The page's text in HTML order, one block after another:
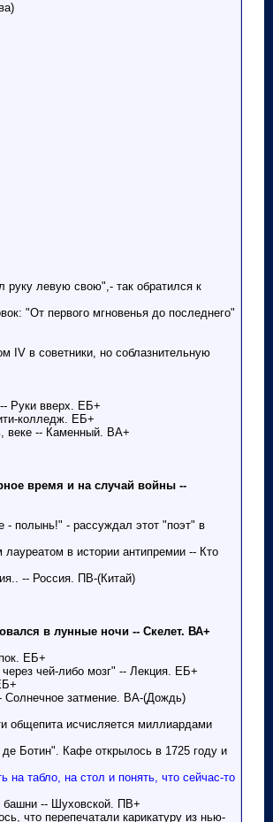
левую свою",- так обратился к
"От первого мгновенья до последнего"
IV в советники, но соблазнительную
Руки вверх. ЕБ+
колледж. ЕБ+
веке -- Каменный. ВА+
время и на случай войны --
полынь!" - рассуждал этот "поэт" в
в истории антипремии -- Кто
-- Россия. ПВ-(Китай)
в лунные ночи -- Скелет. ВА+
ЕБ+
чей-либо мозг" -- Лекция. ЕБ+
Солнечное затмение. ВА-(Дождь)
общепита исчисляется миллиардами
Ботин". Кафе открылось в 1725 году и
табло, на стол и понять, что сейчас-то
башни -- Шуховской. ПВ+
что перепечатали карикатуру из нью-